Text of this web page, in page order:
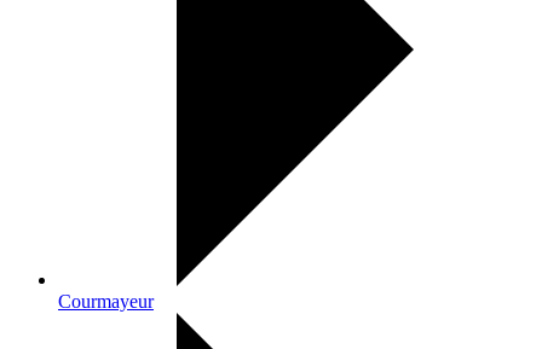
Courmayeur